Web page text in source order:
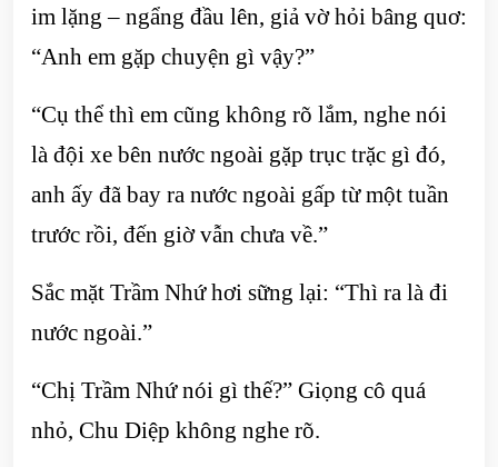
im lặng – ngẩng đầu lên, giả vờ hỏi bâng quơ:
“Anh em gặp chuyện gì vậy?”
“Cụ thể thì em cũng không rõ lắm, nghe nói
là đội xe bên nước ngoài gặp trục trặc gì đó,
anh ấy đã bay ra nước ngoài gấp từ một tuần
trước rồi, đến giờ vẫn chưa về.”
Sắc mặt Trầm Nhứ hơi sững lại: “Thì ra là đi
nước ngoài.”
“Chị Trầm Nhứ nói gì thế?” Giọng cô quá
nhỏ, Chu Diệp không nghe rõ.